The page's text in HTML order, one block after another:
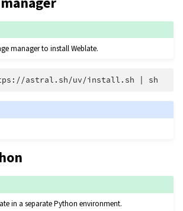
manager to install Weblate.
astral.sh/uv/install.sh
in a separate Python environment.